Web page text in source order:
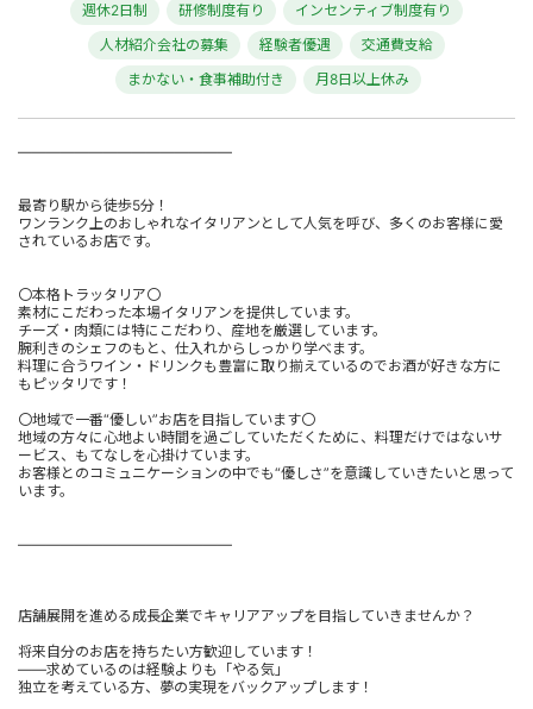
週休2日制
研修制度有り
インセンティブ制度有り
人材紹介会社の募集
経験者優遇
交通費支給
まかない・食事補助付き
月8日以上休み
―――――――――――――――
最寄り駅から徒歩5分！
ワンランク上のおしゃれなイタリアンとして人気を呼び、多くのお客様に愛
されているお店です。
〇本格トラッタリア〇
素材にこだわった本場イタリアンを提供しています。
チーズ・肉類には特にこだわり、産地を厳選しています。
腕利きのシェフのもと、仕入れからしっかり学べます。
料理に合うワイン・ドリンクも豊富に取り揃えているのでお酒が好きな方に
もピッタリです！
〇地域で一番“優しい”お店を目指しています〇
地域の方々に心地よい時間を過ごしていただくために、料理だけではないサ
ービス、もてなしを心掛けています。
お客様とのコミュニケーションの中でも“優しさ”を意識していきたいと思って
います。
―――――――――――――――
店舗展開を進める成長企業でキャリアアップを目指していきませんか？
将来自分のお店を持ちたい方歓迎しています！
――求めているのは経験よりも「やる気」
独立を考えている方、夢の実現をバックアップします！